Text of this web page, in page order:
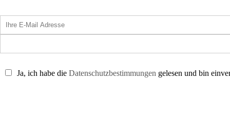
Ja, ich habe die Datenschutzbestimmungen gelesen und bin